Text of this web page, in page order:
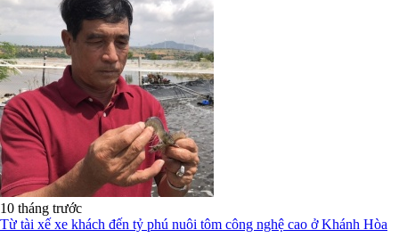
10 tháng trước
Từ tài xế xe khách đến tỷ phú nuôi tôm công nghệ cao ở Khánh Hòa